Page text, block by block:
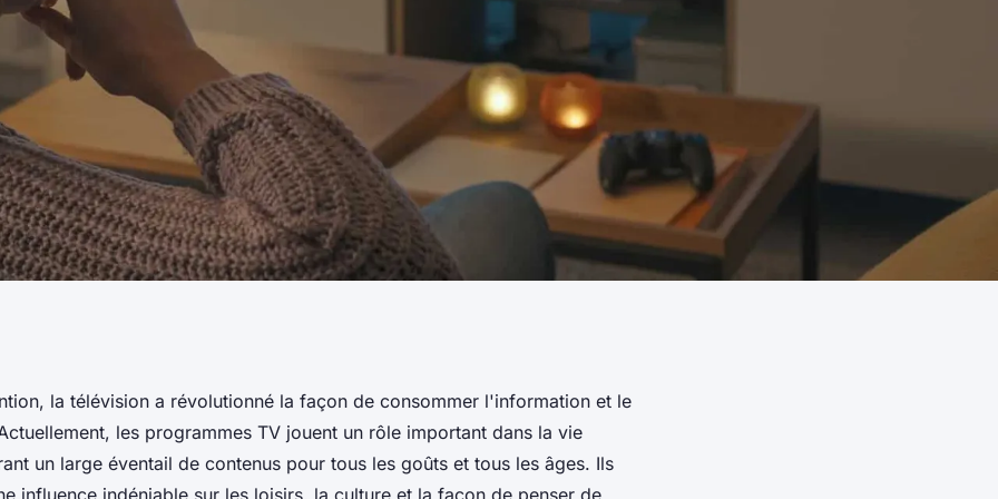
plus manquer
préféré
la télévision a révolutionné la façon de consommer l'information et le
les programmes TV jouent un rôle important dans la vie
un large éventail de contenus pour tous les goûts et tous les âges. Ils
influence indéniable sur les loisirs, la culture et la façon de penser de